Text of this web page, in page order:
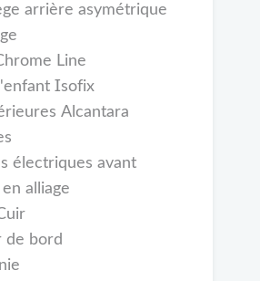
arrière asymétrique
Line
Isofix
Alcantara
électriques avant
alliage
de bord